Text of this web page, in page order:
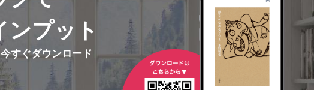
ンプット
すぐダウンロード